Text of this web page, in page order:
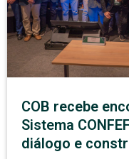
COB recebe
Sistema
diálogo e